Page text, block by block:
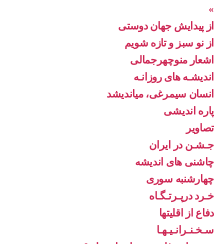
»
از پیدایش جهان دوستی
از نو سبز و تازه شویم
اشعار منوچهرجمالی
اندیشـه های روزانـه
انسان سیمرغی، میاندیشد
پاره اندیشی
تصاویر
جـشـن در ایران
چاشنی های اندیشه
چهارشنبه سوری
خـرد درپـرتـگـاه
دفاع از اقليتها
سـخـنـرانـیـهـا